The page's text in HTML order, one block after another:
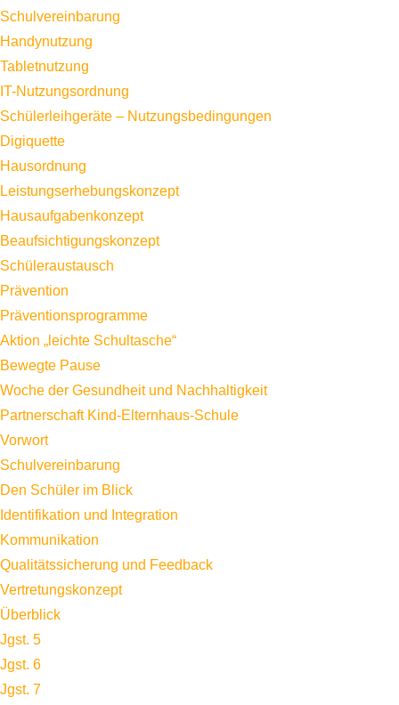
Schulvereinbarung
Handynutzung
Tabletnutzung
IT-Nutzungsordnung
Schülerleihgeräte – Nutzungsbedingungen
Digiquette
Hausordnung
Leistungserhebungskonzept
Hausaufgabenkonzept
Beaufsichtigungskonzept
Schüleraustausch
Prävention
Präventionsprogramme
Aktion „leichte Schultasche“
Bewegte Pause
Woche der Gesundheit und Nachhaltigkeit
Partnerschaft Kind-Elternhaus-Schule
Vorwort
Schulvereinbarung
Den Schüler im Blick
Identifikation und Integration
Kommunikation
Qualitätssicherung und Feedback
Vertretungskonzept
Überblick
Jgst. 5
Jgst. 6
Jgst. 7